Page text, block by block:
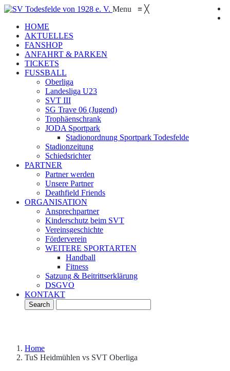
Menu ≡ ╳
HOME
AKTUELLES
FANSHOP
ANFAHRT & PARKEN
TICKETS
FUSSBALL
Oberliga
Landesliga U23
SVT III
SG Trave 06 (Jugend)
Trophäenschrank
JODA Sportpark
Stadionordnung Sportpark Todesfelde
Stadionzeitung
Schiedsrichter
PARTNER
Partner werden
Unsere Partner
Deathfield Friends
ORGANISATION
Ansprechpartner
Kinderschutz beim SVT
Vereinsgeschichte
Förderverein
WEITERE SPORTARTEN
Handball
Fitness
Satzung & Beitrittserklärung
DSGVO
KONTAKT
Home
TuS Heidmühlen vs SVT Oberliga